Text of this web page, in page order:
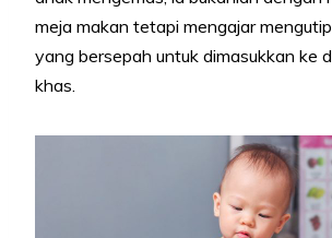
meja makan tetapi mengajar
yang bersepah untuk dimasukkan ke
khas.